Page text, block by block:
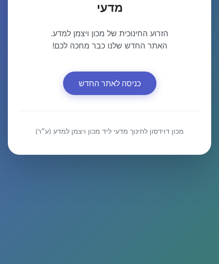
מדעי
הזרוע החינוכית של מכון ויצמן למדע.
האתר החדש שלנו כבר מחכה לכם!
כניסה לאתר החדש
מכון דוידסון לחינוך מדעי ליד מכון ויצמן למדע (ע״ר)